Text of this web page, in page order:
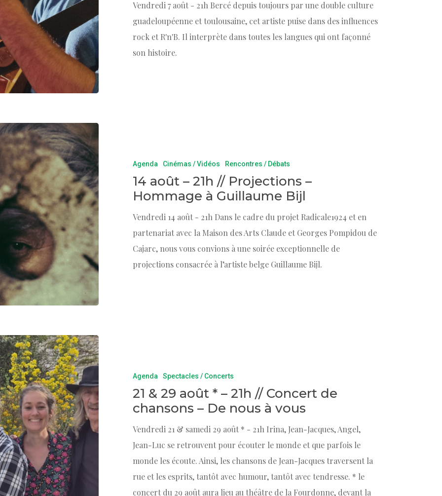
Vendredi 7 août - 21h Bercé depuis toujours par une double culture
guadeloupéenne et toulousaine, cet artiste puise dans des influences
rock et R'n'B. Il interprète dans toutes les langues qui ont façonné
son histoire.
Agenda Cinémas / Vidéos Rencontres / Débats
14 août – 21h // Projections –
Hommage à Guillaume Bijl
Vendredi 14 août - 21h Dans le cadre du projet Radicale1924 et en
partenariat avec la Maison des Arts Claude et Georges Pompidou de
Cajarc, nous vous convions à une soirée exceptionnelle de
projections consacrée à l’artiste belge Guillaume Bijl.
Agenda Spectacles / Concerts
21 & 29 août * – 21h // Concert de
chansons – De nous à vous
Vendredi 21 & samedi 29 août * - 21h Irina, Jean-Jacques, Angel,
Jean-Luc se retrouvent pour écouter le monde et que parfois le
monde les écoute. Ainsi, les chansons de Jean-Jacques traversent la
rue et les esprits, tantôt avec humour, tantôt avec tendresse. * le
concert du 29 août aura lieu au théâtre de la Fourdonne, devant la